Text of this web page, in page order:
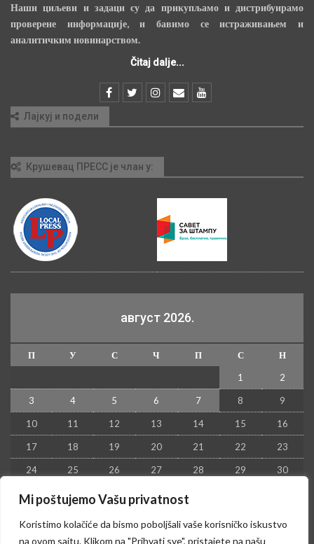
Mi poštujemo Vašu privatnost
Koristimo kolačiće da bismo poboljšali vaše korisničko iskustvo
na ovom sajtu. Klikom na "Prihvati sve", pristajete na našu
Наши циљеви и задаци су да прикупљамо и дистрибуирамо
проверене информације, и бавимо се истраживањем и
аналитичким новинарством.
Čitaj dalje...
Лајкуј и подели
Крушевац ПРЕСС је члан у:
август 2026.
П У С Ч П С
Н
1
2
3 4 5 6 7 8 9
10 11 12 13 14 15 16
17 18 19 20 21 22 23
24 25 26 27 28 29 30
31